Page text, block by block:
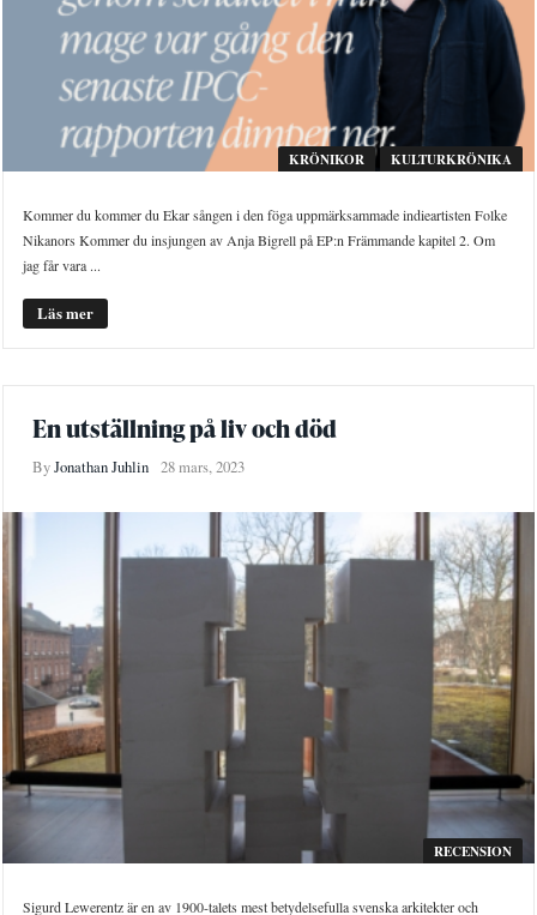
KRÖNIKOR KULTURKRÖNIKA
Kommer du kommer du Ekar sången i den föga uppmärksammade indieartisten Folke
Nikanors Kommer du insjungen av Anja Bigrell på EP:n Främmande kapitel 2. Om
jag får vara ...
Läs mer
En utställning på liv och död
ByJonathan Juhlin 28 mars, 2023
RECENSION
Sigurd Lewerentz är en av 1900-talets mest betydelsefulla svenska arkitekter och